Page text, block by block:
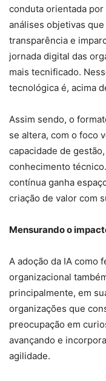
conduta orientada
análises objetivas
transparência e
jornada digital das
mais tecnificado.
tecnológica é, acima
Assim sendo, o
se altera, com o foco
capacidade de
conhecimento
contínua ganha
criação de valor com
Mensurando o
A adoção da IA como
organizacional
principalmente, em
organizações que
preocupação em
avançando e
agilidade.